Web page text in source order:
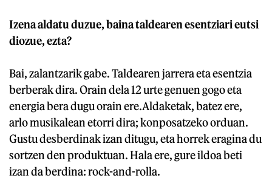
Izena aldatu duzue, baina taldearen esentziari eutsi
diozue, ezta?
Bai, zalantzarik gabe. Taldearen jarrera eta esentzia
berberak dira. Orain dela 12 urte genuen gogo eta
energia bera dugu orain ere.Aldaketak, batez ere,
arlo musikalean etorri dira; konposatzeko orduan.
Gustu desberdinak izan ditugu, eta horrek eragina du
sortzen den produktuan. Hala ere, gure ildoa beti
izan da berdina: rock-and-rolla.